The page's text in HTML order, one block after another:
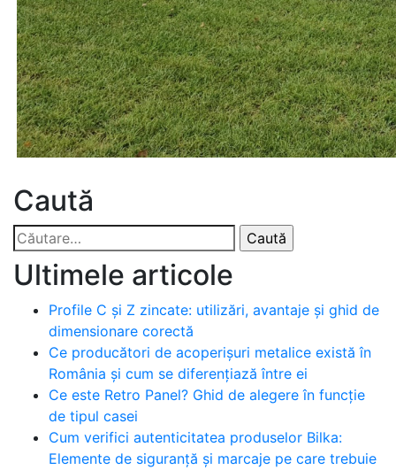
Caută
Caută
după:
Ultimele articole
Profile C și Z zincate: utilizări, avantaje și ghid de
dimensionare corectă
Ce producători de acoperișuri metalice există în
România și cum se diferențiază între ei
Ce este Retro Panel? Ghid de alegere în funcție
de tipul casei
Cum verifici autenticitatea produselor Bilka:
Elemente de siguranță și marcaje pe care trebuie